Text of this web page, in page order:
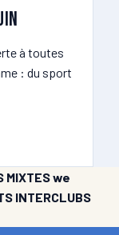
à toutes
: du sport
MIXTES we
INTERCLUBS